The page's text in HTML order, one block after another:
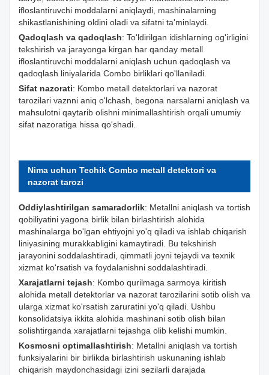
ifloslantiruvchi moddalarni aniqlaydi, mashinalarning
shikastlanishining oldini oladi va sifatni ta'minlaydi.
Qadoqlash va qadoqlash: To'ldirilgan idishlarning og'irligini
tekshirish va jarayonga kirgan har qanday metall
ifloslantiruvchi moddalarni aniqlash uchun qadoqlash va
qadoqlash liniyalarida Combo birliklari qo'llaniladi.
Sifat nazorati: Kombo metall detektorlari va nazorat
tarozilari vaznni aniq o'lchash, begona narsalarni aniqlash va
mahsulotni qaytarib olishni minimallashtirish orqali umumiy
sifat nazoratiga hissa qo'shadi.
Nima uchun Techik Combo metall detektori va
nazorat tarozi
Oddiylashtirilgan samaradorlik: Metallni aniqlash va tortish
qobiliyatini yagona birlik bilan birlashtirish alohida
mashinalarga bo'lgan ehtiyojni yo'q qiladi va ishlab chiqarish
liniyasining murakkabligini kamaytiradi. Bu tekshirish
jarayonini soddalashtiradi, qimmatli joyni tejaydi va texnik
xizmat ko'rsatish va foydalanishni soddalashtiradi.
Xarajatlarni tejash: Kombo qurilmaga sarmoya kiritish
alohida metall detektorlar va nazorat tarozilarini sotib olish va
ularga xizmat ko'rsatish zaruratini yo'q qiladi. Ushbu
konsolidatsiya ikkita alohida mashinani sotib olish bilan
solishtirganda xarajatlarni tejashga olib kelishi mumkin.
Kosmosni optimallashtirish: Metallni aniqlash va tortish
funksiyalarini bir birlikda birlashtirish uskunaning ishlab
chiqarish maydonchasidagi izini sezilarli darajada